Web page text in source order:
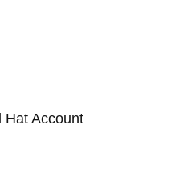
Hat Account